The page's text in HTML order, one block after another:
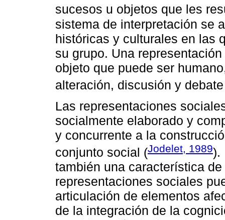
sucesos u objetos que les
sistema de interpretación se
históricas y culturales en las
su grupo. Una
objeto que puede ser
alteración, discusión y
Las representaciones
socialmente elaborado y
y concurrente a la
conjunto social (Jodelet, 1989).
también una característica
representaciones sociales
articulación de elementos
de la integración de la